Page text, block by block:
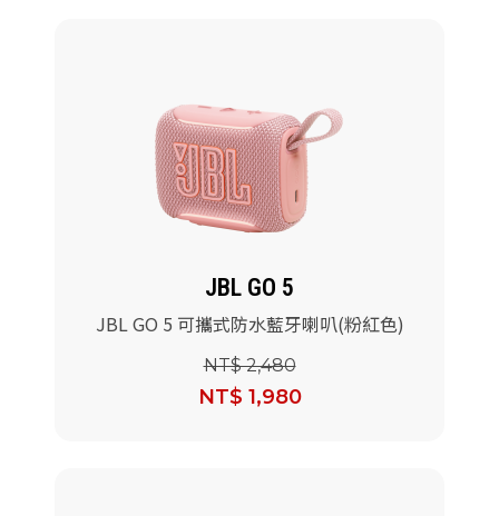
JBL GO 5
JBL GO 5 可攜式防水藍牙喇叭(粉紅色)
NT$ 2,480
NT$ 1,980